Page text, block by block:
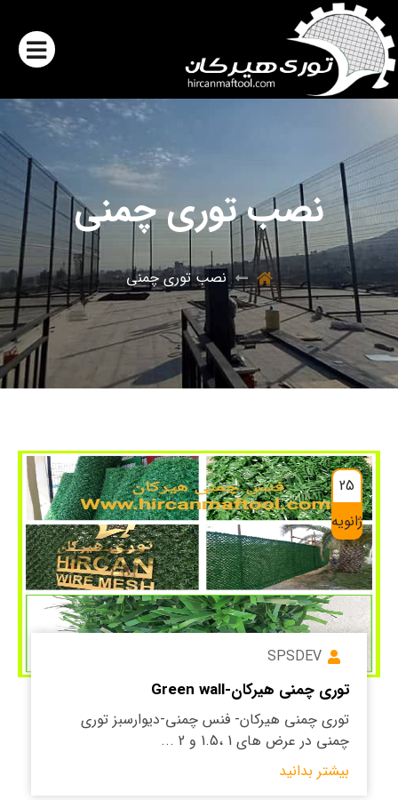
نصب توری چمنی
نصب توری چمنی
25
ژانویه
SPSDEV
توری چمنی هیرکان-Green wall
توری چمنی هیرکان- فنس چمنی-دیوارسبز توری
چمنی در عرض های 1 ،1.5 و 2 ...
بیشتر بدانید